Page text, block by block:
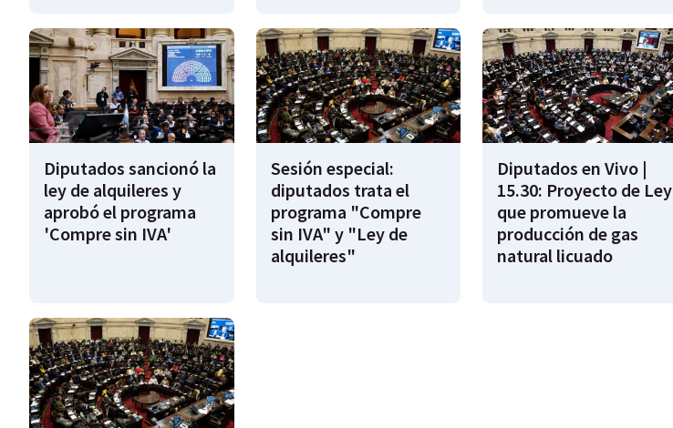
Diputados sancionó la
ley de alquileres y
aprobó el programa
'Compre sin IVA'
Sesión especial:
diputados trata el
programa "Compre
sin IVA" y "Ley de
alquileres"
Diputados en Vivo |
15.30: Proyecto de Ley
que promueve la
producción de gas
natural licuado